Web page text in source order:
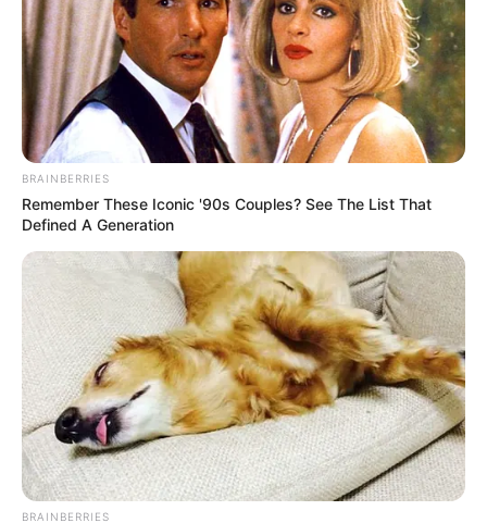
BRAINBERRIES
Remember These Iconic '90s Couples? See The List That
Defined A Generation
BRAINBERRIES